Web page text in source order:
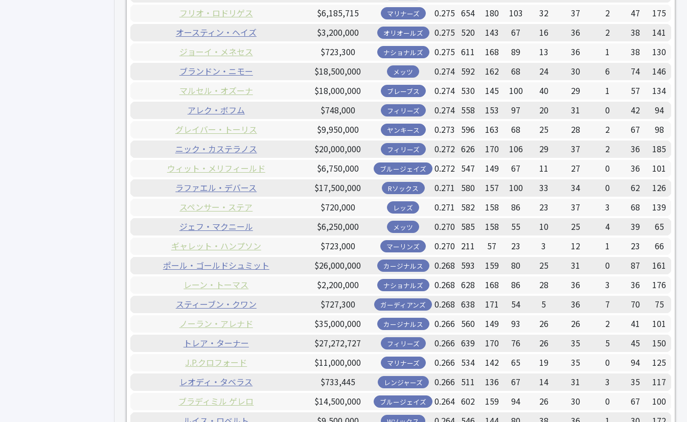
フリオ・ロドリゲス
$6,185,715 マリナーズ 0.275 654 180 103 32 37 2 47
175
オースティン・ヘイズ
$3,200,000 オリオールズ 0.275 520 143 67 16 36 2 38
141
ジョーイ・メネセス
$723,300 ナショナルズ 0.275 611 168 89 13 36 1 38
130
ブランドン・ニモー
$18,500,000 メッツ 0.274 592 162 68 24 30 6 74
146
マルセル・オズーナ
$18,000,000 ブレーブス 0.274 530 145 100 40 29 1 57
134
アレク・ボフム
$748,000 フィリーズ 0.274 558 153 97 20 31 0 42
94
グレイバー・トーリス
$9,950,000 ヤンキース 0.273 596 163 68 25 28 2 67
98
ニック・カステラノス
$20,000,000 フィリーズ 0.272 626 170 106 29 37 2 36
185
ウィット・メリフィールド
$6,750,000 ブルージェイズ 0.272 547 149 67 11 27 0 36
101
ラファエル・デバース
$17,500,000 Rソックス 0.271 580 157 100 33 34 0 62
126
スペンサー・ステア
$720,000 レッズ 0.271 582 158 86 23 37 3 68
139
ジェフ・マクニール
$6,250,000 メッツ 0.270 585 158 55 10 25 4 39
65
ギャレット・ハンプソン
$723,000 マーリンズ 0.270 211 57 23 3 12 1 23
66
ポール・ゴールドシュミット
$26,000,000 カージナルス 0.268 593 159 80 25 31 0 87
161
レーン・トーマス
$2,200,000 ナショナルズ 0.268 628 168 86 28 36 3 36
176
スティーブン・クワン
$727,300 ガーディアンズ 0.268 638 171 54 5 36 7 70
75
ノーラン・アレナド
$35,000,000 カージナルス 0.266 560 149 93 26 26 2 41
101
トレア・ターナー
$27,272,727 フィリーズ 0.266 639 170 76 26 35 5 45
150
J.P.クロフォード
$11,000,000 マリナーズ 0.266 534 142 65 19 35 0 94
125
レオディ・タベラス
$733,445 レンジャーズ 0.266 511 136 67 14 31 3 35
117
ブラディミル ゲレロ
$14,500,000 ブルージェイズ 0.264 602 159 94 26 30 0 67
100